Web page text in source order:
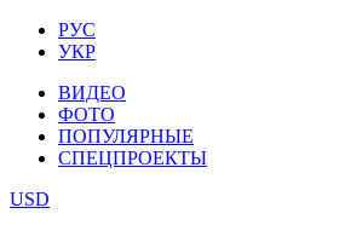
РУС
УКР
ВИДЕО
ФОТО
ПОПУЛЯРНЫЕ
СПЕЦПРОЕКТЫ
USD